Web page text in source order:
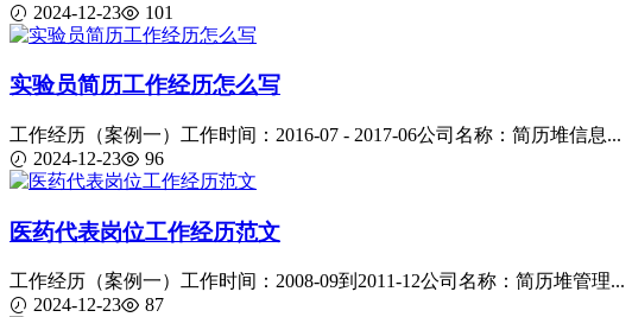
2024-12-23
101
实验员简历工作经历怎么写
工作经历（案例一）工作时间：2016-07 - 2017-06公司名称：简历堆信息...
2024-12-23
96
医药代表岗位工作经历范文
工作经历（案例一）工作时间：2008-09到2011-12公司名称：简历堆管理...
2024-12-23
87